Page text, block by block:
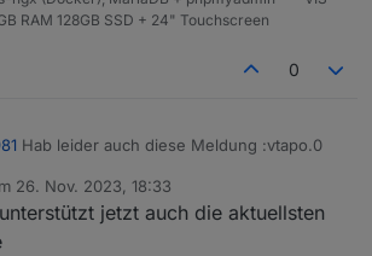
Tapo_C210v2_en_1.3.
Tapo_C212v2_en_1.3.
RAM 128GB SSD + 24" Touchscreen
0
Hab leider auch diese Meldung :vtapo.0
21:28:16.315 error Error: Unable to find
probably your credentials are not
make sure you set your TAPO Cloud
aus. Trotzdem.
26. Nov. 2023, 18:33
von
jetzt auch die aktuellsten